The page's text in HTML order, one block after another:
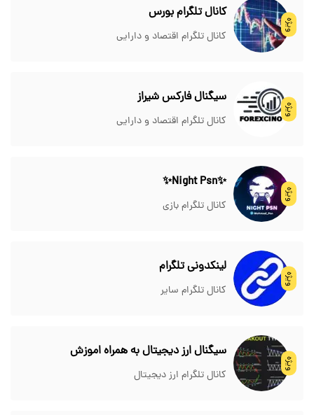
ویژه
کانال تلگرام بورس
کانال تلگرام اقتصاد و دارایی
ویژه
سیگنال فارکس شیراز
کانال تلگرام اقتصاد و دارایی
ویژه
✨Night Psn✨
کانال تلگرام بازی
ویژه
لینکدونی تلگرام
کانال تلگرام سایر
ویژه
سیگنال ارز دیجیتال به همراه اموزش
کانال تلگرام ارز دیجیتال